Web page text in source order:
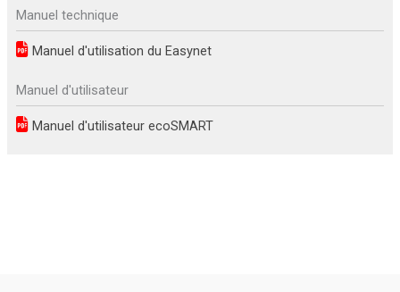
Manuel technique
Manuel d'utilisation du Easynet
Manuel d'utilisateur
Manuel d'utilisateur ecoSMART